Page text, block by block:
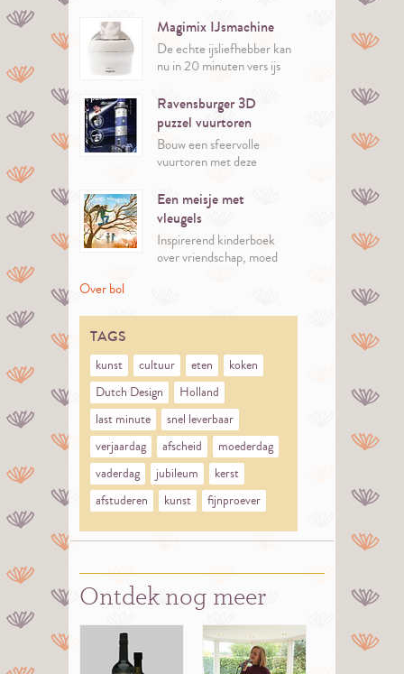
Door te luisteren naar je
hart en te geloven in je
dromen is alles mogelijk en
kun je bloeien op jouw
Magimix IJsmachine
De echte ijsliefhebber kan
nu in 20 minuten vers ijs
Er zitten 35 recepten bij
de machine. Inspiratie
genoeg dus!
Ravensburger 3D
puzzel vuurtoren
Bouw een sfeervolle
vuurtoren met deze
Ravensburger.
Een meisje met
vleugels
Inspirerend kinderboek
over vriendschap, moed
Over bol
TAGS
kunst cultuur eten
koken
Dutch Design
Holland
last minute
snel leverbaar
verjaardag
afscheid
moederdag
vaderdag
jubileum
kerst
afstuderen
kunst fijnproever
Ontdek nog meer